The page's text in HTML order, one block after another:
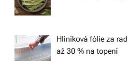
a
t
Hliníková fólie za
až 30 % na topení